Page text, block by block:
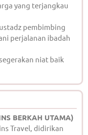
yang terjangkau
pembimbing
perjalanan ibadah
niat baik
BERKAH UTAMA)
Travel, didirikan